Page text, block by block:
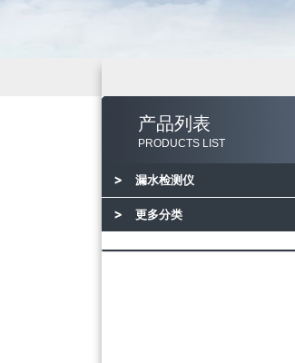
产品列表
PRODUCTS LIST
漏水检测仪
更多分类